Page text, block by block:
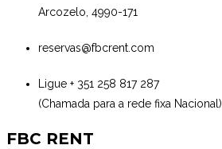
Arcozelo, 4990-171
reservas@fbcrent.com
Ligue + 351 258 817 287
(Chamada para a rede fixa Nacional)
FBC RENT